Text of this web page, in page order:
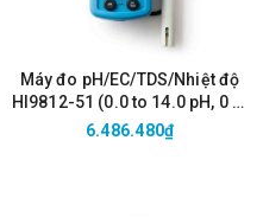
Máy đo pH/EC/TDS/Nhiệt độ
HI9812-51 (0.0 to 14.0 pH, 0 to
1990 µS/cm, 0 to 1990 ppm)
6.486.480₫